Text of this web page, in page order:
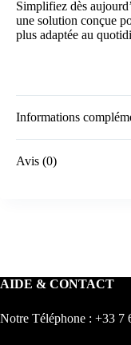
Simplifiez dès
une solution conçue
plus adaptée au
Informations
Avis (0)
AIDE & CONTACT
Notre Téléphone : +33 7